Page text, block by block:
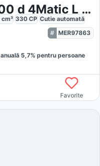
Mercedes-Benz S 400 d 4Matic L AMG Line *Pano *Headup *Sitzkli
cm³ 330 CP Cutie automată
MER97863
anuală 5,7% pentru persoane
Favorite